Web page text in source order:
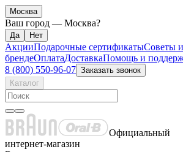
Москва
Ваш город — Москва?
АкцииПодарочные сертификатыСоветы
брендеОплатаДоставкаПомощь и
8 (800) 550-96-07 Заказать звонок
Каталог
Официальный
интернет-магазин